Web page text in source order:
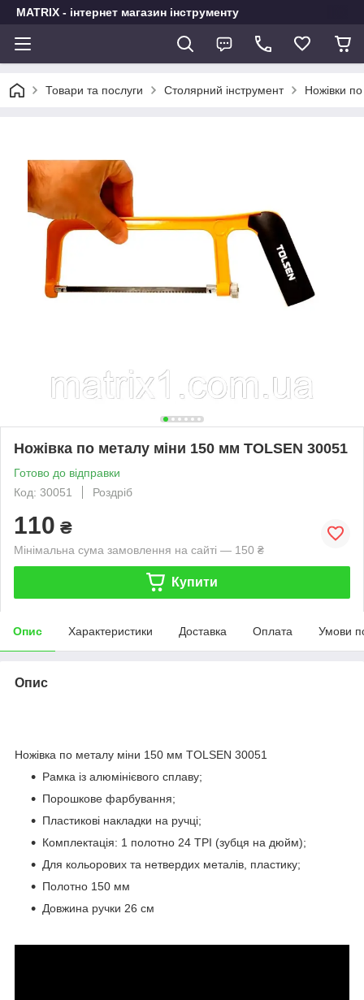
MATRIX - інтернет магазин інструменту
Товари та послуги Столярний інструмент Ножівки
Ножівка по металу міни 150 мм TOLSEN 30051
Готово до відправки
Код: 30051
Роздріб
110 ₴
Мінімальна сума замовлення на сайті — 150 ₴
Купити
Опис Характеристики Доставка Оплата Умови
Опис
Ножівка по металу міни 150 мм TOLSEN 30051
Рамка із алюмінієвого сплаву;
Порошкове фарбування;
Пластикові накладки на ручці;
Комплектація: 1 полотно 24 ТРІ (зубця на дюйм);
Для кольорових та нетвердих металів, пластику;
Полотно 150 мм
Довжина ручки 26 см